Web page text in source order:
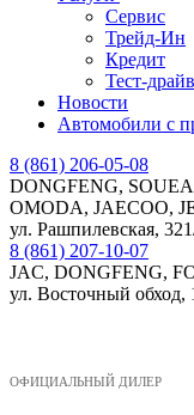
Сервис
Трейд-Ин
Кредит
Тест-драйв
Новости
Автомобили с
8 (861) 206-05-08
DONGFENG,
OMODA, JAECOO,
ул. Рашпилевская,
8 (861) 207-10-07
JAC, DONGFENG,
ул. Восточный обход,
ОФИЦИАЛЬНЫЙ ДИЛЕР